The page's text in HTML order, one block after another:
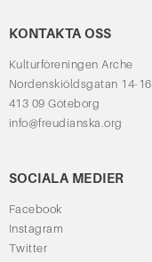
KONTAKTA OSS
Kulturföreningen Arche
Nordenskiöldsgatan 14-16
413 09 Göteborg
info@freudianska.org
SOCIALA MEDIER
Facebook
Instagram
Twitter